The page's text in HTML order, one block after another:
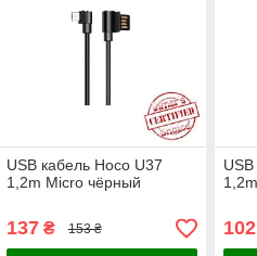
USB кабель Hoco U37
1,2m Micro чёрный
137₴ 153 ₴ 102